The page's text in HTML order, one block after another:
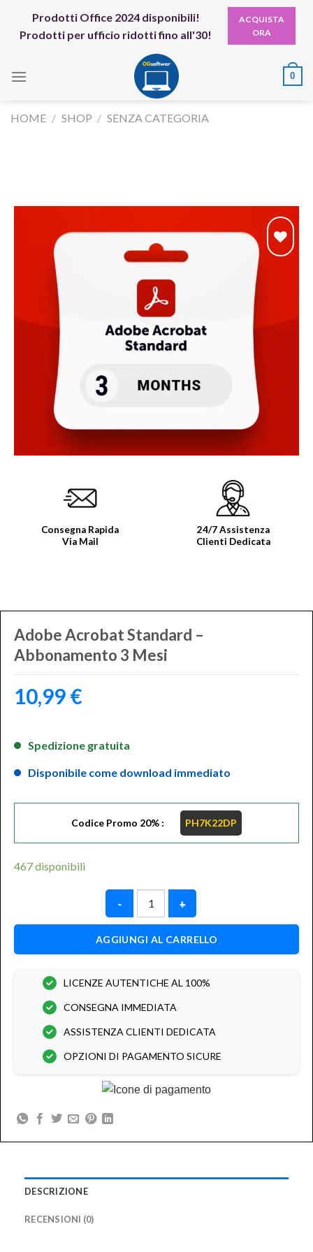
content
Prodotti Office 2024 disponibili!
Prodotti per ufficio ridotti fino all'30!
ACQUISTA
ORA
0
HOME / SHOP / SENZA CATEGORIA
Aggiungi
Consegna Rapida
Via Mail
24/7 Assistenza
Clienti Dedicata
Adobe Acrobat Standard –
Abbonamento 3 Mesi
10,99€
Spedizione gratuita
Disponibile come download immediato
Codice Promo 20% : PH7K22DP
467 disponibili
Adobe Acrobat Standard –
AGGIUNGI AL CARRELLO
LICENZE AUTENTICHE AL 100%
CONSEGNA IMMEDIATA
ASSISTENZA CLIENTI DEDICATA
OPZIONI DI PAGAMENTO SICURE
DESCRIZIONE
RECENSIONI (0)